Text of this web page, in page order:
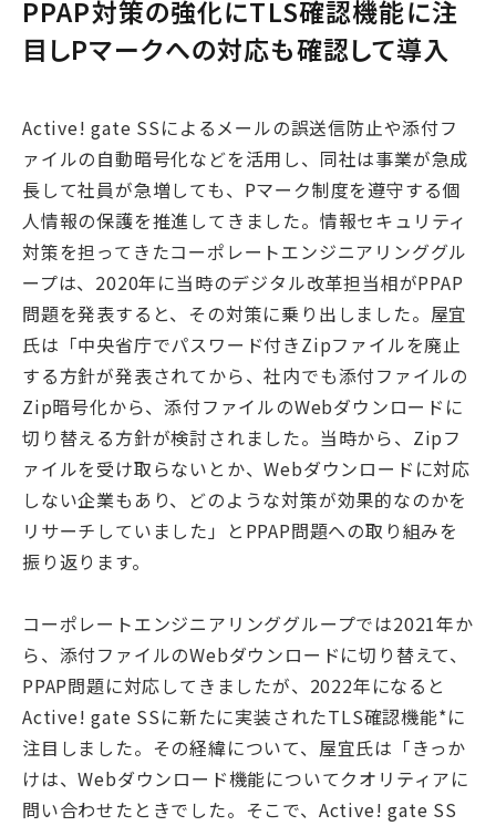
PPAP対策の強化にTLS確認機能に注
目しPマークへの対応も確認して導入
Active! gate SSによるメールの誤送信防止や添付フ
ァイルの自動暗号化などを活用し、同社は事業が急成
長して社員が急増しても、Pマーク制度を遵守する個
人情報の保護を推進してきました。情報セキュリティ
対策を担ってきたコーポレートエンジニアリンググル
ープは、2020年に当時のデジタル改革担当相がPPAP
問題を発表すると、その対策に乗り出しました。屋宜
氏は「中央省庁でパスワード付きZipファイルを廃止
する方針が発表されてから、社内でも添付ファイルの
Zip暗号化から、添付ファイルのWebダウンロードに
切り替える方針が検討されました。当時から、Zipフ
ァイルを受け取らないとか、Webダウンロードに対応
しない企業もあり、どのような対策が効果的なのかを
リサーチしていました」とPPAP問題への取り組みを
振り返ります。
コーポレートエンジニアリンググループでは2021年か
ら、添付ファイルのWebダウンロードに切り替えて、
PPAP問題に対応してきましたが、2022年になると
Active! gate SSに新たに実装されたTLS確認機能*に
注目しました。その経緯について、屋宜氏は「きっか
けは、Webダウンロード機能についてクオリティアに
問い合わせたときでした。そこで、Active! gate SS